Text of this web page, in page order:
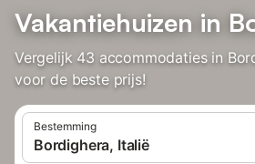
Vakantiehuizen in
Vergelijk 43 accommodaties in
voor de beste prijs!
Bestemming
Bordighera, Italië